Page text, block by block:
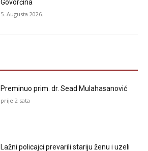
Govorčina
5. Augusta 2026.
Preminuo prim. dr. Sead Mulahasanović
prije 2 sata
Lažni policajci prevarili stariju ženu i uzeli